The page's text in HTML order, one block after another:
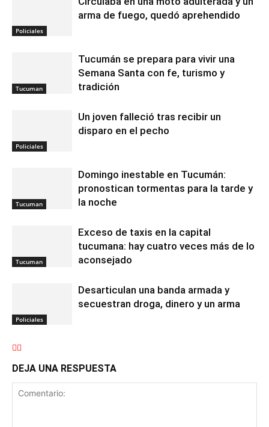
Policiales
arma de fuego, quedó aprehendido
Tucuman
Tucumán se prepara para vivir una
Semana Santa con fe, turismo y
tradición
Policiales
Un joven falleció tras recibir un
disparo en el pecho
Tucuman
Domingo inestable en Tucumán:
pronostican tormentas para la tarde y
la noche
Tucuman
Exceso de taxis en la capital
tucumana: hay cuatro veces más de lo
aconsejado
Policiales
Desarticulan una banda armada y
secuestran droga, dinero y un arma
DEJA UNA RESPUESTA